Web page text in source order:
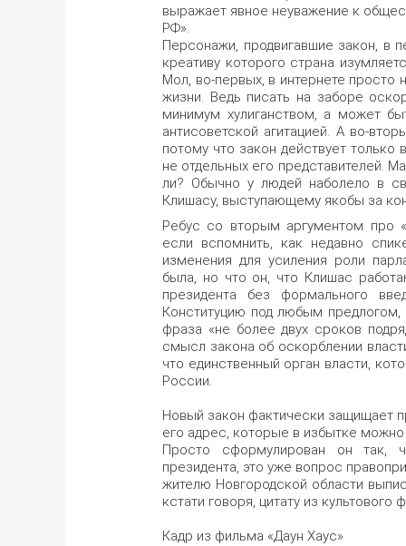
выражает явное неуважение к
РФ».
Персонажи, продвигавшие закон, в
креативу которого страна
Мол, во-первых, в интернете просто
жизни. Ведь писать на заборе
минимум хулиганством, а может
антисоветской агитацией. А во-
потому что закон действует только
не отдельных его представителей.
ли? Обычно у людей наболело в
Клишасу, выступающему якобы за
Ребус со вторым аргументом про
если вспомнить, как недавно
изменения для усиления роли
была, но что он, что Клишас
президента без формального
Конституцию под любым
фраза «не более двух сроков
смысл закона об оскорблении
что единственный орган власти,
России.
Новый закон фактически защищает
его адрес, которые в избытке можно
Просто сформулирован он так,
президента, это уже вопрос
жителю Новгородской области
кстати говоря, цитату из
Кадр из фильма «Даун Хаус»